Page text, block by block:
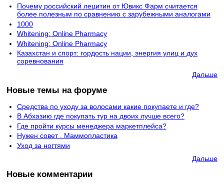
Почему российский лецитин от Ювикс Фарм считается
более полезным по сравнению с зарубежными аналогами
1000
Whitening: Online Pharmacy
Whitening: Online Pharmacy
Казахстан и спорт: гордость нации, энергия улиц и дух
соревнования
Дальше
Новые темы на форуме
Средства по уходу за волосами какие покупаете и где?
В Абхазию где покупать тур на двоих лучше всего?
Где пройти курсы менеджера маркетплейса?
Нужен совет . Маммопластика
Уход за ногтями
Дальше
Новые комментарии